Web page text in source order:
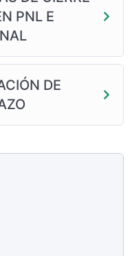
PNL E
DE